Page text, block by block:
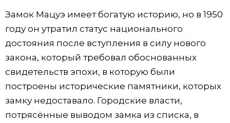
Замок Мацуэ имеет богатую историю, но в 1950
году он утратил статус национального
достояния после вступления в силу нового
закона, который требовал обоснованных
свидетельств эпохи, в которую были
построены исторические памятники, которых
замку недоставало. Городские власти,
потрясённые выводом замка из списка, в